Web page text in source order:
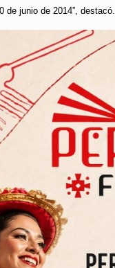
de junio de 2014”, destacó.